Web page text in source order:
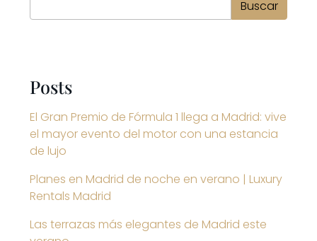
Buscar
Posts
El Gran Premio de Fórmula 1 llega a Madrid: vive
el mayor evento del motor con una estancia
de lujo
Planes en Madrid de noche en verano | Luxury
Rentals Madrid
Las terrazas más elegantes de Madrid este